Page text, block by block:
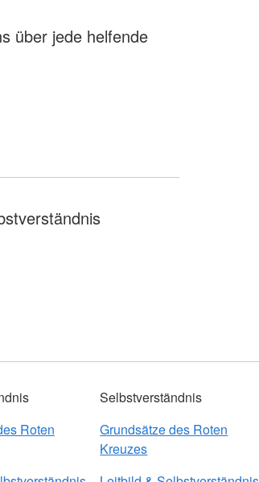
über jede helfende
Roten
Selbstverständnis
Grundsätze des Roten
Kreuzes